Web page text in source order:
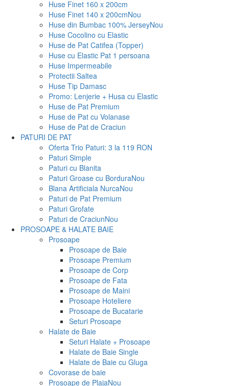
Huse Finet 160 x 200cm
Huse Finet 140 x 200cmNou
Huse din Bumbac 100% JerseyNou
Huse Cocolino cu Elastic
Huse de Pat Catifea (Topper)
Huse cu Elastic Pat 1 persoana
Huse Impermeabile
Protectii Saltea
Huse Tip Damasc
Promo: Lenjerie + Husa cu Elastic
Huse de Pat Premium
Huse de Pat cu Volanase
Huse de Pat de Craciun
PATURI DE PAT
Oferta Trio Paturi: 3 la 119 RON
Paturi Simple
Paturi cu Blanita
Paturi Groase cu BorduraNou
Blana Artificiala NurcaNou
Paturi de Pat Premium
Paturi Grofate
Paturi de CraciunNou
PROSOAPE & HALATE BAIE
Prosoape
Prosoape de Baie
Prosoape Premium
Prosoape de Corp
Prosoape de Fata
Prosoape de Maini
Prosoape Hoteliere
Prosoape de Bucatarie
Seturi Prosoape
Halate de Baie
Seturi Halate + Prosoape
Halate de Baie Single
Halate de Baie cu Gluga
Covorase de baie
Prosoape de PlajaNou